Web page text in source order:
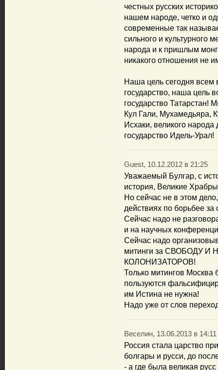
честных русских
нашем народе, четко и
современные так
сильного и культурного
народа и к пришлым
никакого отношения не
Наша цель сегодня всем
государство, наша цель
государство Татарстан!
Кул Гали,
Исхаки, великого
государство Идель-Урал!
Guest, 10.12.2012 в 21:25
Уважаемый Булгар, с
история, Великие
Но сейчас не в этом
действиях по борьбее за
Сейчас надо не
и на научных
Сейчас надо
митинги за СВОБОДУ
КОЛОНИЗАТОРОВ!
Только митингов Москва
пользуются
им Истина не нужна!
Надо уже от слов
Веселин, 13.06.2013 в 14:11
Россия стала царство
болгары и русси, до
- а где была великая